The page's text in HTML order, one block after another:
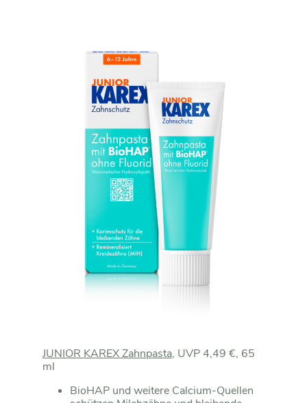
JUNIOR KAREX Zahnpasta, UVP 4,49 €, 65
ml
BioHAP und weitere Calcium-Quellen